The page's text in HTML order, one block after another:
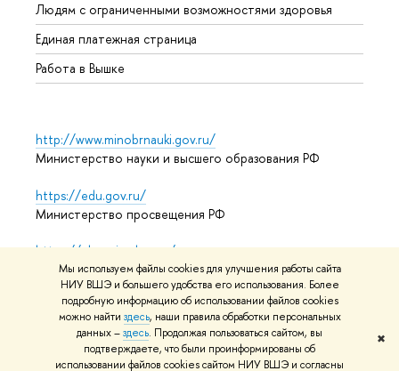
Мы используем файлы cookies для улучшения работы сайта
НИУ ВШЭ и большего удобства его использования. Более
подробную информацию об использовании файлов cookies
можно найти здесь, наши правила обработки персональных
данных –здесь. Продолжая пользоваться сайтом, вы
подтверждаете, что были проинформированы об
использовании файлов cookies сайтом НИУ ВШЭ и согласны
✖
Людям с ограниченными возможностями здоровья
Единая платежная страница
Работа в Вышке
http://www.minobrnauki.gov.ru/
Министерство науки и высшего образования РФ
https://edu.gov.ru/
Министерство просвещения РФ
https://elearning.hse.ru/mooc
Массовые открытые онлайн-курсы
© НИУ ВШЭ 1993–2026 Адреса и контактыУсловия
использования материаловПолитика конфиденциальности
Карта сайта